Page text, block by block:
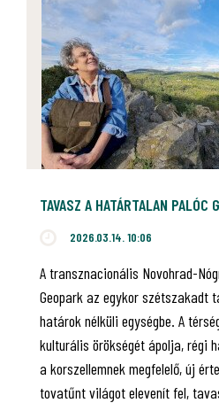
TAVASZ A HATÁRTALAN PALÓC
2026.03.14. 10:06
A transznacionális Novohrad-
Geopark az egykor szétszakadt
határok nélküli egységbe. A
kulturális örökségét ápolja, régi
a korszellemnek megfelelő, új
tovatűnt világot elevenít fel,